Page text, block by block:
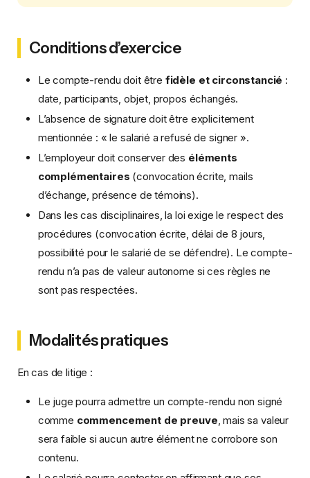
Conditions d’exercice
Le compte-rendu doit être fidèle et circonstancié :
date, participants, objet, propos échangés.
L’absence de signature doit être explicitement
mentionnée : « le salarié a refusé de signer ».
L’employeur doit conserver des éléments
complémentaires (convocation écrite, mails
d’échange, présence de témoins).
Dans les cas disciplinaires, la loi exige le respect des
procédures (convocation écrite, délai de 8 jours,
possibilité pour le salarié de se défendre). Le compte-
rendu n’a pas de valeur autonome si ces règles ne
sont pas respectées.
Modalités pratiques
En cas de litige :
Le juge pourra admettre un compte-rendu non signé
comme commencement de preuve , mais sa valeur
sera faible si aucun autre élément ne corrobore son
contenu.